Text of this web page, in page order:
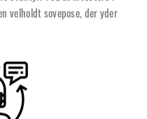
velholdt sovepose, der yder